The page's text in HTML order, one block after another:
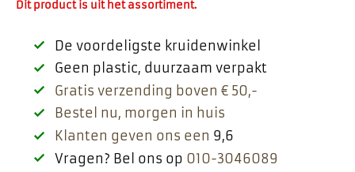
Dit product is uit het assortiment.
De voordeligste kruidenwinkel
Geen plastic, duurzaam verpakt
Gratis verzending boven € 50,-
Bestel nu, morgen in huis
Klanten geven ons een 9,6
Vragen? Bel ons op 010-3046089